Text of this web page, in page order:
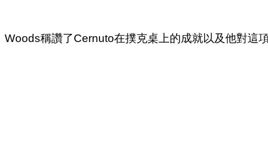
Woods稱讚了Cernuto在撲克桌上的成就以及他對這